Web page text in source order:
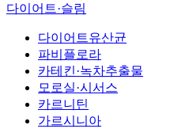
다이어트·슬림
다이어트유산균
파비플로라
카테킨·녹차추출물
모로실·시서스
카르니틴
가르시니아